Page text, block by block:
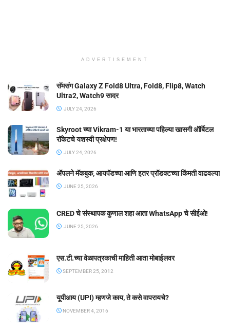
ADVERTISEMENT
सॅमसंग Galaxy Z Fold8 Ultra, Fold8, Flip8, Watch
Ultra2, Watch9 सादर
JULY 24, 2026
Skyroot च्या Vikram-1 या भारताच्या पहिल्या खासगी ऑर्बिटल
रॉकेटचे यशस्वी प्रक्षेपण!
JULY 24, 2026
ॲपलने मॅकबुक, आयपॅडच्या आणि इतर प्रॉडक्टच्या किंमती वाढवल्या
JUNE 25, 2026
CRED चे संस्थापक कुणाल शहा आता WhatsApp चे सीईओ!
JUNE 25, 2026
एस.टी.च्या वेळापत्रकाची माहिती आता मोबाईलवर
SEPTEMBER 25, 2012
यूपीआय (UPI) म्हणजे काय, ते कसे वापरायचे?
NOVEMBER 4, 2016